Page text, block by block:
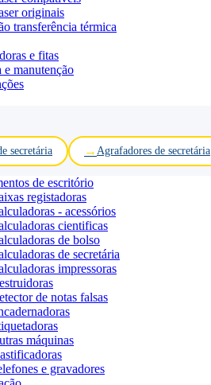
originais
transferência térmica
e fitas
e manutenção
secretária Agrafadores de secretária
de escritório
registadoras
- acessórios
cientificas
de bolso
de secretária
impressoras
de notas falsas
máquinas
e gravadores